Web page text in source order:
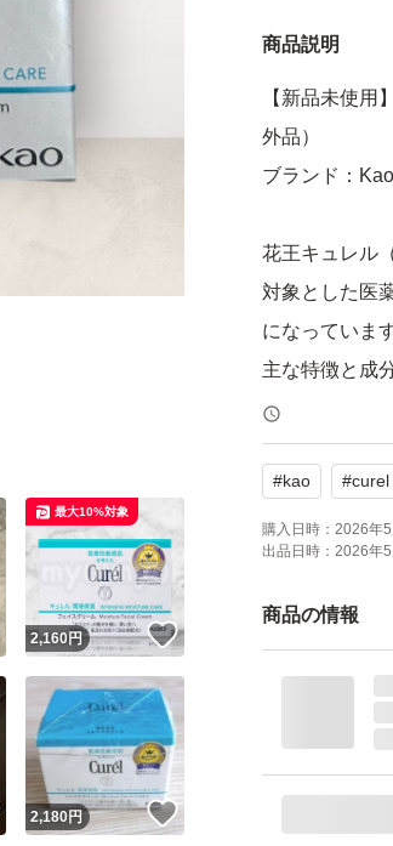
商品説明
【新品未使用
外品）
ブランド：
花王キュレル
対象とした医
になっています
主な特徴と成
れており、肌
セラミドケア:
キシPGヒド
ス」を配合。
角層まで浸透
しっとり」す
#kao #curel
購入日時： 2026年
出品日時： 2026年
商品の情報
いいね！
2,160円 いいね！
最大10%対象
いいね！
2,180円 いいね！